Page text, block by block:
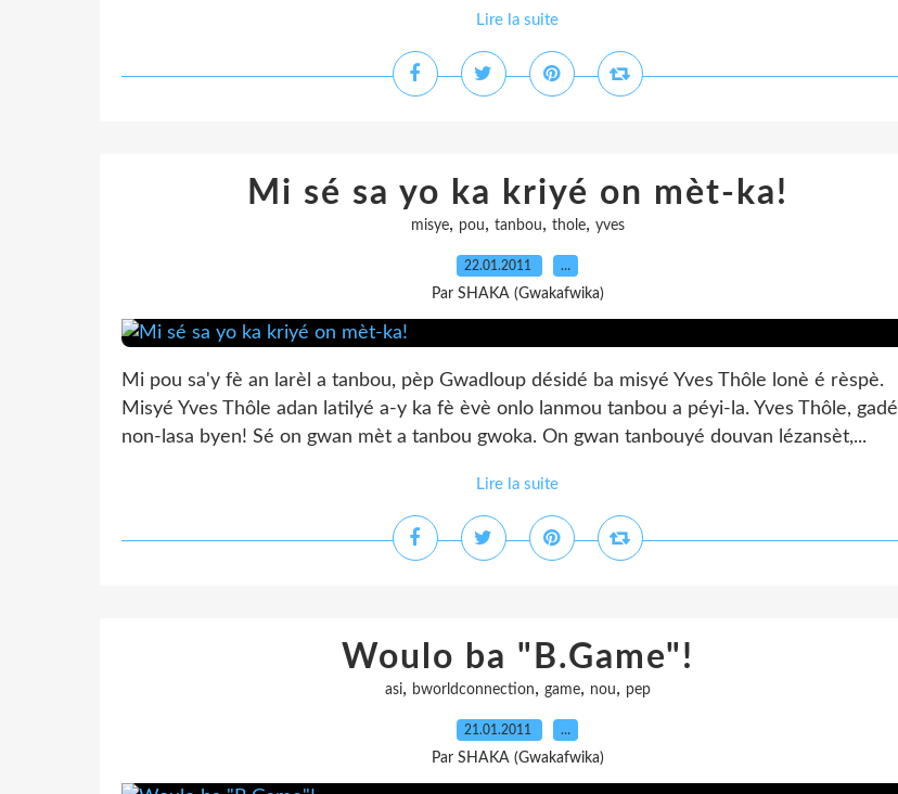
Lire la suite
Mi sé sa yo ka kriyé on mèt-ka!
misye, pou, tanbou, thole, yves
22.01.2011 …
Par SHAKA (Gwakafwika)
Mi pou sa'y fè an larèl a tanbou, pèp Gwadloup désidé ba misyé Yves Thôle lonè é rèspè.
Misyé Yves Thôle adan latilyé a-y ka fè èvè onlo lanmou tanbou a péyi-la. Yves Thôle, gadé
non-lasa byen! Sé on gwan mèt a tanbou gwoka. On gwan tanbouyé douvan lézansèt,...
Lire la suite
Woulo ba "B.Game"!
asi, bworldconnection, game, nou, pep
21.01.2011 …
Par SHAKA (Gwakafwika)